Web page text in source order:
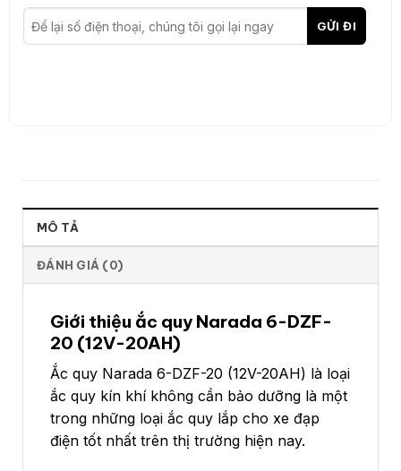
MÔ TẢ
ĐÁNH GIÁ (0)
Giới thiệu ắc quy Narada 6-DZF-
20 (12V-20AH)
Ắc quy Narada 6-DZF-20 (12V-20AH) là loại
ắc quy kín khí không cần bảo dưỡng là một
trong những loại ắc quy lắp cho xe đạp
điện tốt nhất trên thị trường hiện nay.